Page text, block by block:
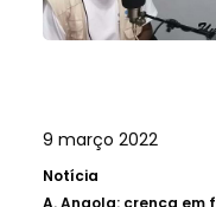
9 março 2022
Notícia
A.Angola: crença em